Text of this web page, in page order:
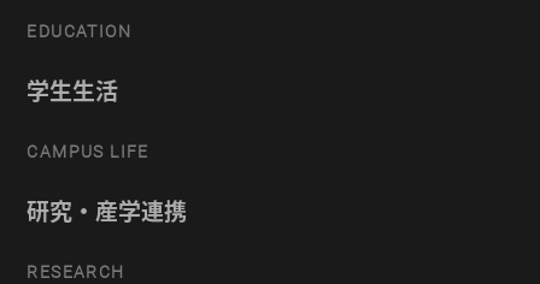
EDUCATION
学生生活
CAMPUS LIFE
研究・産学連携
RESEARCH